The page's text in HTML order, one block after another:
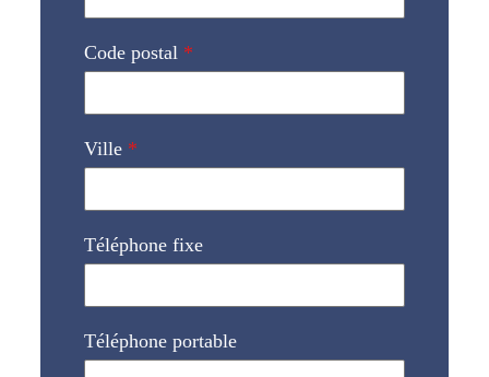
Code postal *
Ville *
Téléphone fixe
Téléphone portable